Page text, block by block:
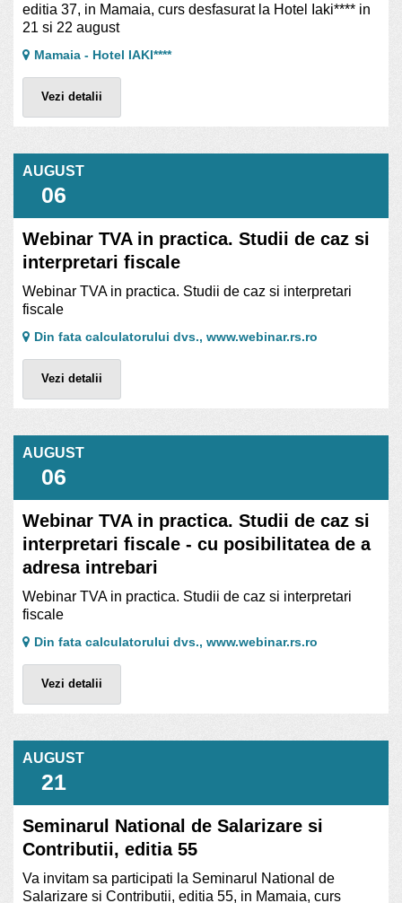
editia 37, in Mamaia, curs desfasurat la Hotel Iaki**** in
21 si 22 august
Mamaia - Hotel IAKI****
Vezi detalii
AUGUST
06
Webinar TVA in practica. Studii de caz si
interpretari fiscale
Webinar TVA in practica. Studii de caz si interpretari
fiscale
Din fata calculatorului dvs., www.webinar.rs.ro
Vezi detalii
AUGUST
06
Webinar TVA in practica. Studii de caz si
interpretari fiscale - cu posibilitatea de a
adresa intrebari
Webinar TVA in practica. Studii de caz si interpretari
fiscale
Din fata calculatorului dvs., www.webinar.rs.ro
Vezi detalii
AUGUST
21
Seminarul National de Salarizare si
Contributii, editia 55
Va invitam sa participati la Seminarul National de
Salarizare si Contributii, editia 55, in Mamaia, curs